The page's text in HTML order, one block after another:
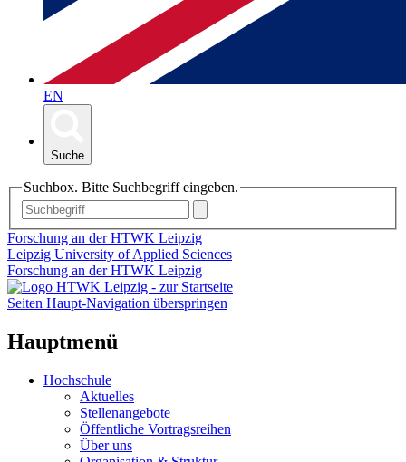
EN
Suche
Suchbox. Bitte Suchbegriff eingeben.
Forschung an der HTWK Leipzig
Leipzig University of Applied Sciences
Forschung an der HTWK Leipzig
Seiten Haupt-Navigation überspringen
Hauptmenü
Hochschule
Aktuelles
Stellenangebote
Öffentliche Vortragsreihen
Über uns